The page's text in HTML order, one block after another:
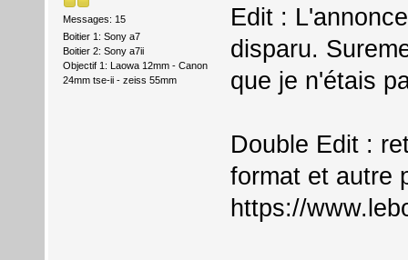
Messages: 15
Boitier 1: Sony a7
Boitier 2: Sony a7ii
Objectif 1: Laowa 12mm - Canon
24mm tse-ii - zeiss 55mm
Edit :
disparu.
que je n'étais
Double Edit :
format et autre
https://